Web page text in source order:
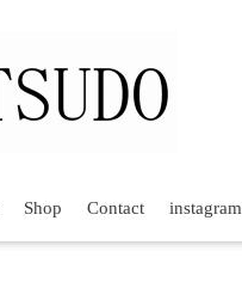
Shop Contact instagram